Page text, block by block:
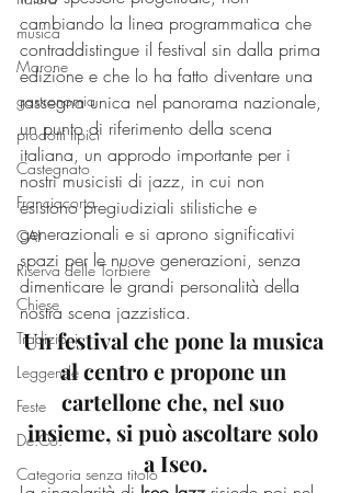
musica
Marone
gastronomia
prodotti tipici
Castegnato
Franciacorta
CAI
Riserva delle Torbiere
Chiese
Tradizioni
Leggende
Feste
De.Co.
Categoria senza titolo
cambiando la linea programmatica che
contraddistingue il festival sin dalla prima
edizione e che lo ha fatto diventare una
rassegna unica nel panorama nazionale,
un punto di riferimento della scena
italiana, un approdo importante per i
nostri musicisti di jazz, in cui non
esistono pregiudiziali stilistiche e
generazionali e si aprono significativi
spazi per le nuove generazioni, senza
dimenticare le grandi personalità della
nostra scena jazzistica.
Un festival che pone la musica
al centro e propone un
cartellone che, nel suo
insieme, si può ascoltare solo
a Iseo.